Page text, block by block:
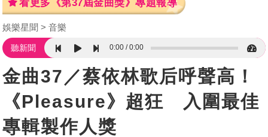
看更多《第37屆金曲獎》專題報導
娛樂星聞 音樂
聽新聞 0:00 0:00
金曲37／蔡依林歌后呼聲高！
《Pleasure》超狂 入圍最佳
專輯製作人獎